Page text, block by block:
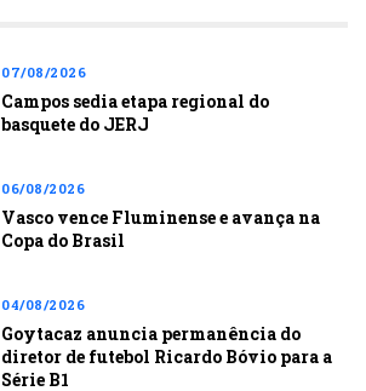
07/08/2026
Campos sedia etapa regional do
basquete do JERJ
06/08/2026
Vasco vence Fluminense e avança na
Copa do Brasil
04/08/2026
Goytacaz anuncia permanência do
diretor de futebol Ricardo Bóvio para a
Série B1